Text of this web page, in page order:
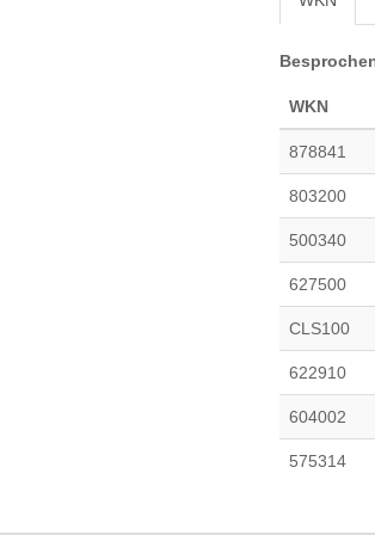
WKN
878841
803200
500340
627500
CLS100
622910
604002
575314